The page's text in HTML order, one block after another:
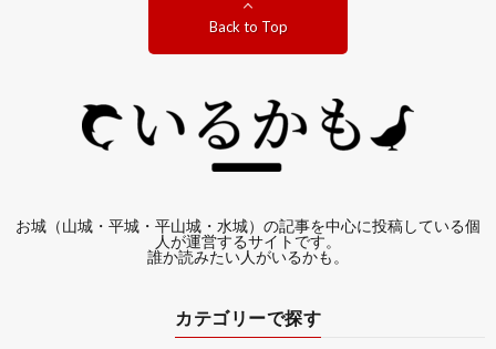
Back to Top
お城（山城・平城・平山城・水城）の記事を中心に投稿している個
人が運営するサイトです。
誰か読みたい人がいるかも。
カテゴリーで探す